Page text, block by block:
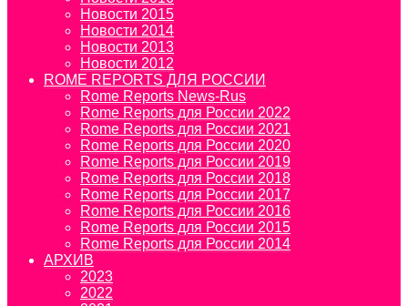
Новости 2015
Новости 2014
Новости 2013
Новости 2012
ROME REPORTS ДЛЯ РОССИИ
Rome Reports News-Rus
Rome Reports для России 2022
Rome Reports для России 2021
Rome Reports для России 2020
Rome Reports для России 2019
Rome Reports для России 2018
Rome Reports для России 2017
Rome Reports для России 2016
Rome Reports для России 2015
Rome Reports для России 2014
АРХИВ
2023
2022